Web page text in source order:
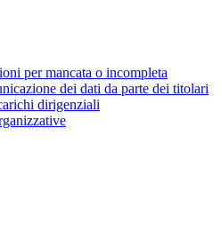
per mancata o incompleta
dei dati da parte dei titolari
dirigenziali